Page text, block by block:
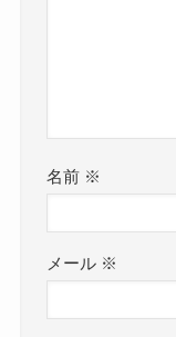
名前 ※
メール ※